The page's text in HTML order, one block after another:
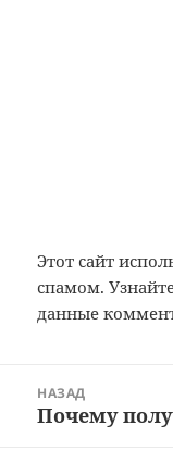
Этот сайт
спамом.
данные
записям
НАЗАД
Предыдущая
Почему